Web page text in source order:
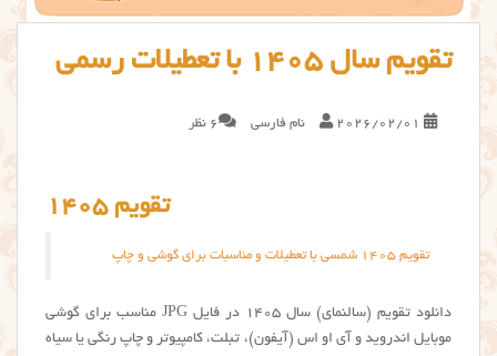
تقویم سال 1405 با تعطیلات رسمی
2026/02/01 نام فارسی 6 نظر
تقویم 1405
تقویم 1405 شمسی با تعطیلات و مناسبات برای گوشی و چاپ
دانلود تقویم (سالنمای) سال 1405 در فایل JPG مناسب برای گوشی
موبایل اندروید و آی او اس (آیفون)، تبلت، کامپیوتر و چاپ رنگی یا سیاه